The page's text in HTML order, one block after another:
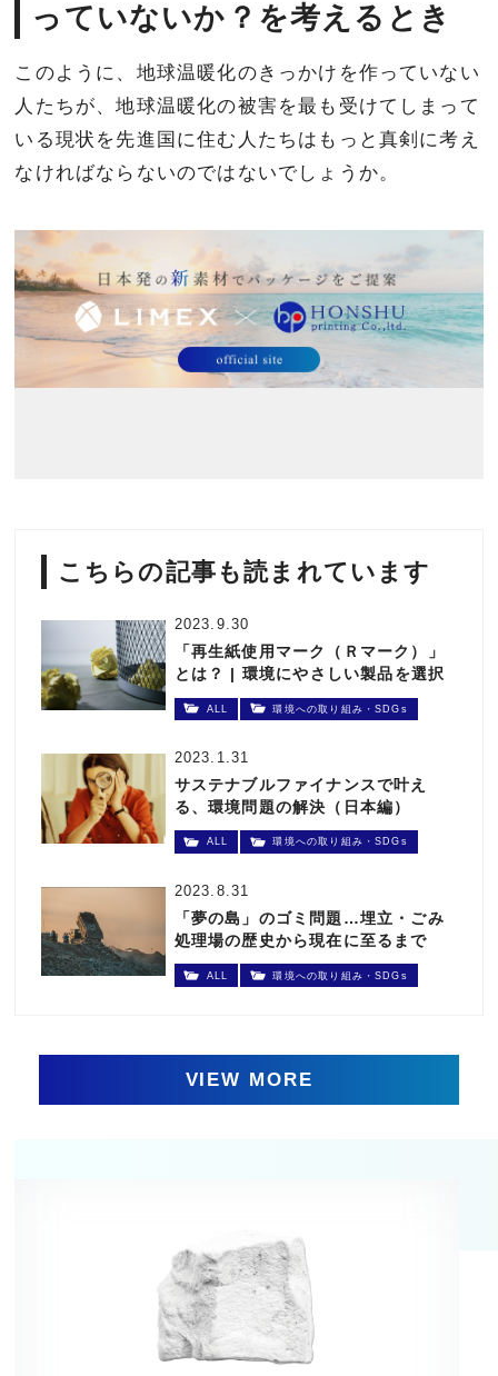
っていないか？を考えるとき
このように、地球温暖化のきっかけを作っていない
人たちが、地球温暖化の被害を最も受けてしまって
いる現状を先進国に住む人たちはもっと真剣に考え
なければならないのではないでしょうか。
こちらの記事も読まれています
2023.9.30
「再生紙使用マーク（Ｒマーク）」
とは？ | 環境にやさしい製品を選択
しよう
ALL 環境への取り組み・SDGs
2023.1.31
サステナブルファイナンスで叶え
る、環境問題の解決（日本編）
ALL 環境への取り組み・SDGs
2023.8.31
「夢の島」のゴミ問題…埋立・ごみ
処理場の歴史から現在に至るまで
ALL 環境への取り組み・SDGs
VIEW MORE